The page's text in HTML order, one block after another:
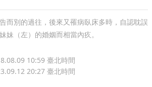
而別的過往，後來又罹病臥床多時，自認耽誤
妹妹（左）的婚姻而相當內疚。
10:59 臺北時間
20:27 臺北時間